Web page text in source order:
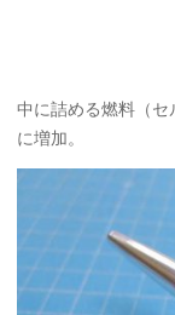
中に詰める燃料（
に増加。